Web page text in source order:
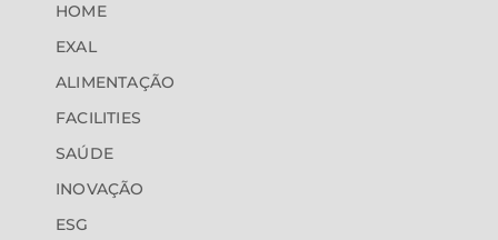
HOME
EXAL
ALIMENTAÇÃO
FACILITIES
SAÚDE
INOVAÇÃO
ESG